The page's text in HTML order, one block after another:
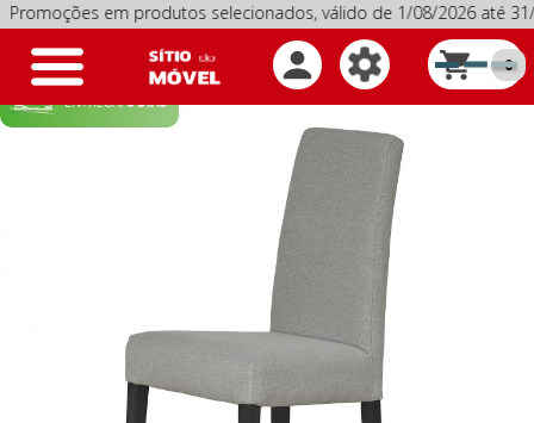
em produtos selecionados, válido de 1/08/2026 até 31/
Toggle
navigation 0